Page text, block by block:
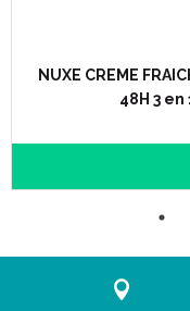
NUXE CREME
48H 3